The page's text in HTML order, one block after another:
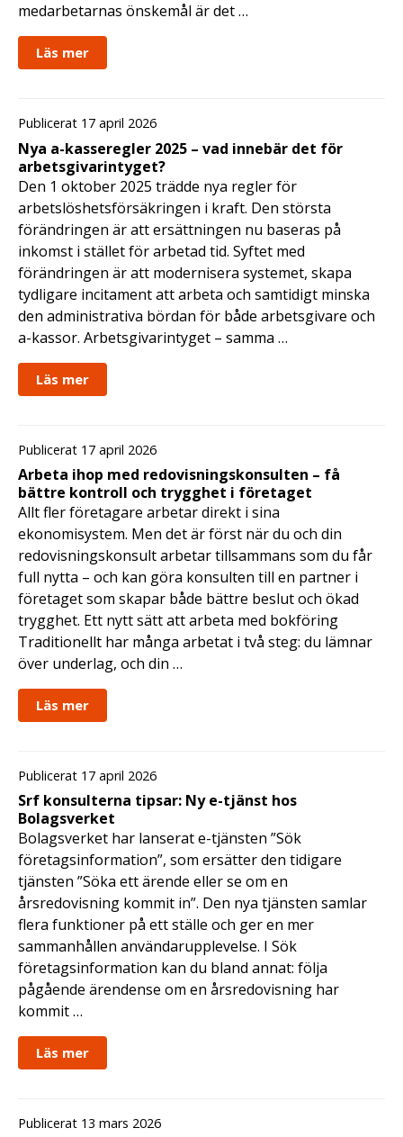
medarbetarnas önskemål är det …
Läs mer
Publicerat 17 april 2026
Nya a-kasseregler 2025 – vad innebär det för
arbetsgivarintyget?
Den 1 oktober 2025 trädde nya regler för
arbetslöshetsförsäkringen i kraft. Den största
förändringen är att ersättningen nu baseras på
inkomst i stället för arbetad tid. Syftet med
förändringen är att modernisera systemet, skapa
tydligare incitament att arbeta och samtidigt minska
den administrativa bördan för både arbetsgivare och
a-kassor. Arbetsgivarintyget – samma …
Läs mer
Publicerat 17 april 2026
Arbeta ihop med redovisningskonsulten – få
bättre kontroll och trygghet i företaget
Allt fler företagare arbetar direkt i sina
ekonomisystem. Men det är först när du och din
redovisningskonsult arbetar tillsammans som du får
full nytta – och kan göra konsulten till en partner i
företaget som skapar både bättre beslut och ökad
trygghet. Ett nytt sätt att arbeta med bokföring
Traditionellt har många arbetat i två steg: du lämnar
över underlag, och din …
Läs mer
Publicerat 17 april 2026
Srf konsulterna tipsar: Ny e-tjänst hos
Bolagsverket
Bolagsverket har lanserat e-tjänsten ”Sök
företagsinformation”, som ersätter den tidigare
tjänsten ”Söka ett ärende eller se om en
årsredovisning kommit in”. Den nya tjänsten samlar
flera funktioner på ett ställe och ger en mer
sammanhållen användarupplevelse. I Sök
företagsinformation kan du bland annat: följa
pågående ärendense om en årsredovisning har
kommit …
Läs mer
Publicerat 13 mars 2026